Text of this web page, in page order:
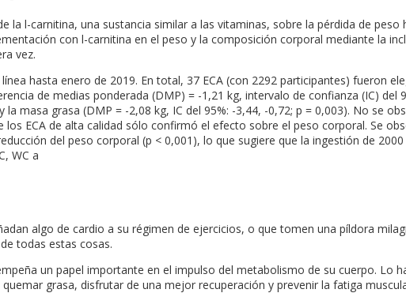
la l-carnitina, una sustancia similar a las vitaminas, sobre la pérdida de
con l-carnitina en el peso y la composición corporal mediante la
vez.
hasta enero de 2019. En total, 37 ECA (con 2292 participantes) fueron
de medias ponderada (DMP) = -1,21 kg, intervalo de confianza (IC) del
la masa grasa (DMP = -2,08 kg, IC del 95%: -3,44, -0,72; p = 0,003). No se
ECA de alta calidad sólo confirmó el efecto sobre el peso corporal. Se
del peso corporal (p < 0,001), lo que sugiere que la ingestión de
WC a
algo de cardio a su régimen de ejercicios, o que tomen una píldora
todas estas cosas.
un papel importante en el impulso del metabolismo de su cuerpo. Lo
grasa, disfrutar de una mejor recuperación y prevenir la fatiga